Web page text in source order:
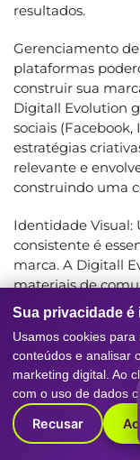
resultados.
Gerenciamento de
plataformas
construir sua
Digitall Evolution
sociais
estratégias
relevante e
construindo uma
Identidade Visual:
consistente é
marca. A Digitall
materiais de
do seu negócio. A
talentosos para
memorável e
Plataformas de
otimização das
A Digitall
aplicativos que
Sua privacidade
Usamos cookies
conteúdos e analisar
marketing digital. Ao
com o uso de dados
Recusar